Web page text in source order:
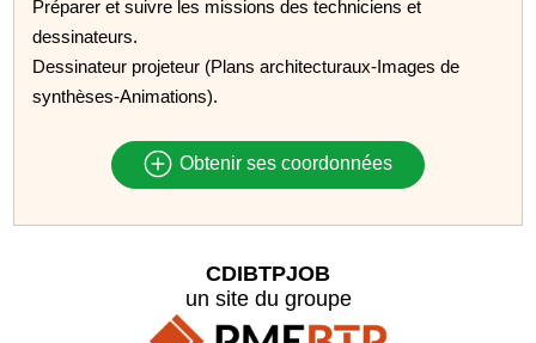
Préparer et suivre les missions des techniciens et
dessinateurs.
Dessinateur projeteur (Plans architecturaux-Images de
synthèses-Animations).
Obtenir ses coordonnées
CDIBTPJOB
un site du groupe